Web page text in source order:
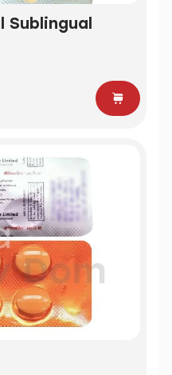
Sublingual